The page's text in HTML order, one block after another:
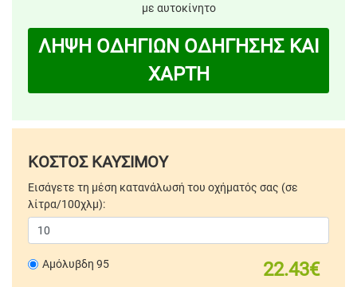
με αυτοκίνητο
ΛΗΨΗ ΟΔΗΓΙΩΝ ΟΔΗΓΗΣΗΣ ΚΑΙ
ΧΑΡΤΗ
ΚΟΣΤΟΣ ΚΑΥΣΙΜΟΥ
Εισάγετε τη μέση κατανάλωσή του οχήματός σας (σε
λίτρα/100χλμ):
22.43€
Αμόλυβδη 95